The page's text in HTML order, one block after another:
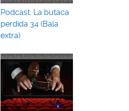
Podcast: La butaca
perdida 34 (Bala
extra)